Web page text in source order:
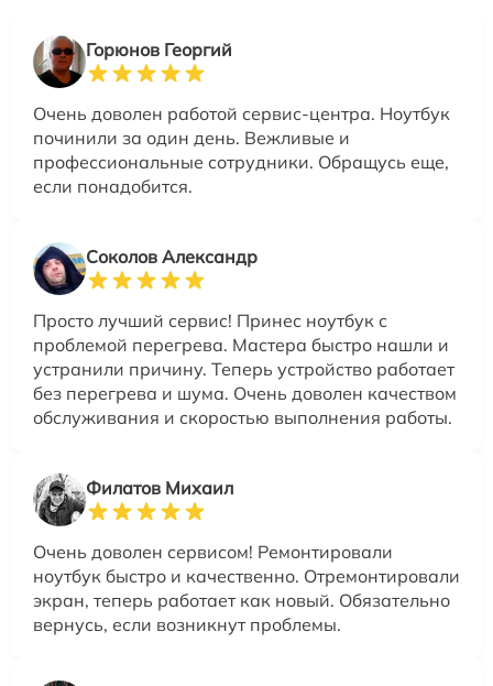
Горюнов Георгий
Очень доволен работой сервис-центра. Ноутбук
починили за один день. Вежливые и
профессиональные сотрудники. Обращусь еще,
если понадобится.
Соколов Александр
Просто лучший сервис! Принес ноутбук с
проблемой перегрева. Мастера быстро нашли и
устранили причину. Теперь устройство работает
без перегрева и шума. Очень доволен качеством
обслуживания и скоростью выполнения работы.
Филатов Михаил
Очень доволен сервисом! Ремонтировали
ноутбук быстро и качественно. Отремонтировали
экран, теперь работает как новый. Обязательно
вернусь, если возникнут проблемы.